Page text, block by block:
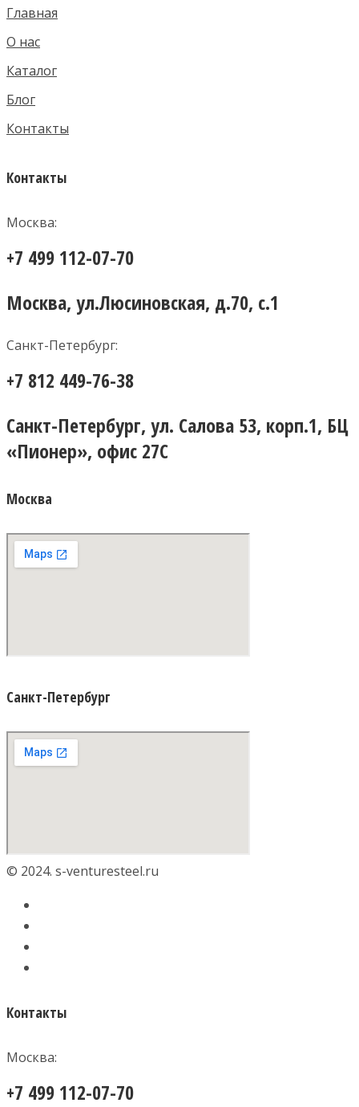
Главная
О нас
Каталог
Блог
Контакты
Контакты
Москва:
+7 499 112-07-70
Москва, ул.Люсиновская, д.70, с.1
Санкт-Петербург:
+7 812 449-76-38
Санкт-Петербург, ул. Салова 53, корп.1, БЦ
«Пионер», офис 27С
Москва
Санкт-Петербург
© 2024. s-venturesteel.ru
Контакты
Москва:
+7 499 112-07-70